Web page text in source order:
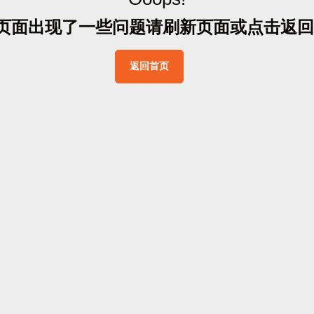
面出现了一些问题请刷新页面或点击返 回
返回首页